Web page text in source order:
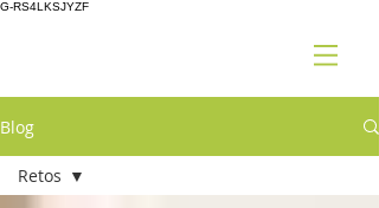
G-RS4LKSJYZF
Blog
Retos